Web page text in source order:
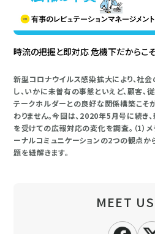
時流の把握と即対応 危機下だからこ
新型コロナウイルス感染拡大により、社
し、いかに未曽有の事態といえど、顧客、
テークホルダーとの良好な関係構築こそ
わりません。今回は、2020年5月号に続き
を受けての広報対応の変化を調査。（1）メ
ーナルコミュニケーションの2つの観点か
題を紐解きます。
MEET